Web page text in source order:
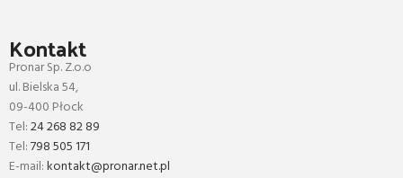
Kontakt
Pronar Sp. Z.o.o
ul. Bielska 54,
09-400 Płock
Tel:24 268 82 89
Tel:798 505 171
E-mail:kontakt@pronar.net.pl